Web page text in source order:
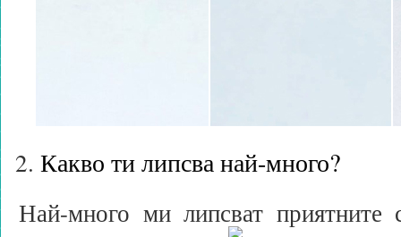
Какво ти липсва най-много?
Най-много ми липсват приятните